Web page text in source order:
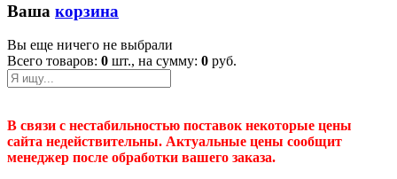
Ваша корзина
Вы еще ничего не выбрали
Всего товаров: 0 шт., на сумму: 0 руб.
В связи с нестабильностью поставок некоторые цены
сайта недействительны. Актуальные цены сообщит
менеджер после обработки вашего заказа.